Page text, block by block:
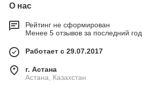
О нас
Рейтинг не сформирован
Менее 5 отзывов за последний год
Работает с 29.07.2017
г. Астана
Астана, Казахстан